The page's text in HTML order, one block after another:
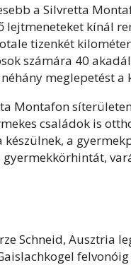
a Silvretta
lejtmeneteket kínál
tizenkét
számára 40
meglepetést a
Montafon
családok is
a
Schneid, Ausztria